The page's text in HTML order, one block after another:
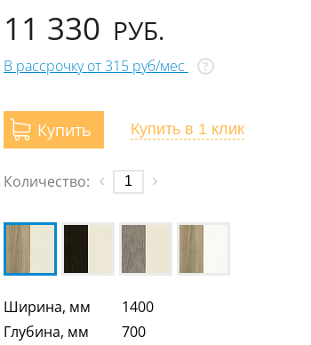
11 330 РУБ.
В рассрочку от 315 руб/мес ?
Купить Купить в 1 клик
Количество:
Ширина, мм
1400
Глубина, мм
700